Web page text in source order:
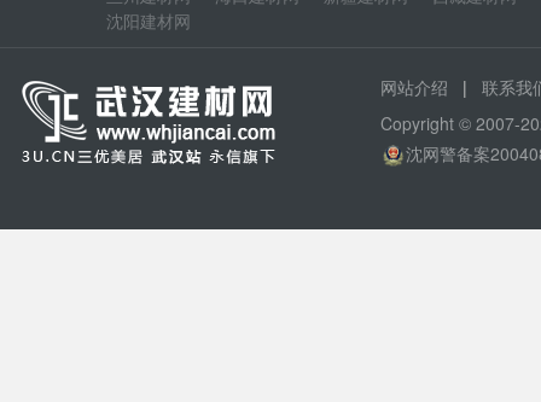
沈阳建材网
网站介绍 | 联系我
Copyright © 2007-
沈网警备案